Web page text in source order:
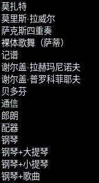
莫扎特
莫里斯·拉威尔
萨克斯四重奏
裸体歌舞（萨蒂）
记谱
谢尔盖·拉赫玛尼诺夫
谢尔盖·普罗科菲耶夫
贝多芬
通信
郎朗
配器
钢琴
钢琴+大提琴
钢琴+小提琴
钢琴+歌曲